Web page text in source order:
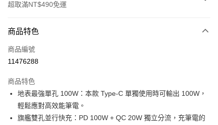
超取滿NT$490免運
信用卡一次付款
信用卡分期付款
合作金庫商業銀行
華南商業銀行
彰化商業銀行
上海商業儲蓄銀行
國泰世華商業銀行
兆豐國際商業銀行
超商取貨付款
LINE Pay
商品特色
商品編號
11476288
商品特色
地表最強單孔 100W：本款 Type-C 單獨使用時可輸出 100W，
輕鬆應對高效能筆電。
旗艦雙孔並行快充：PD 100W + QC 20W 獨立分流，充筆電的